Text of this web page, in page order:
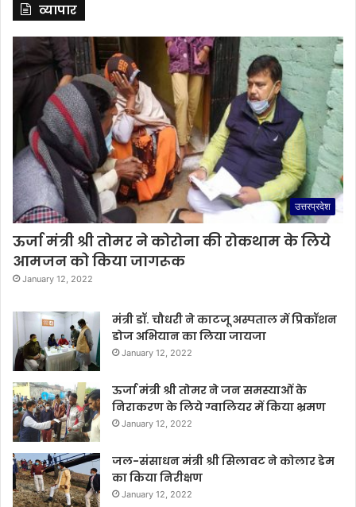
व्यापार
उत्तरप्रदेश
ऊर्जा मंत्री श्री तोमर ने कोरोना की रोकथाम के लिये
आमजन को किया जागरूक
January 12, 2022
मंत्री डॉ. चौधरी ने काटजू अस्पताल में प्रिकॉशन
डोज अभियान का लिया जायजा
January 12, 2022
ऊर्जा मंत्री श्री तोमर ने जन समस्याओं के
निराकरण के लिये ग्वालियर में किया भ्रमण
January 12, 2022
जल-संसाधन मंत्री श्री सिलावट ने कोलार डेम
का किया निरीक्षण
January 12, 2022